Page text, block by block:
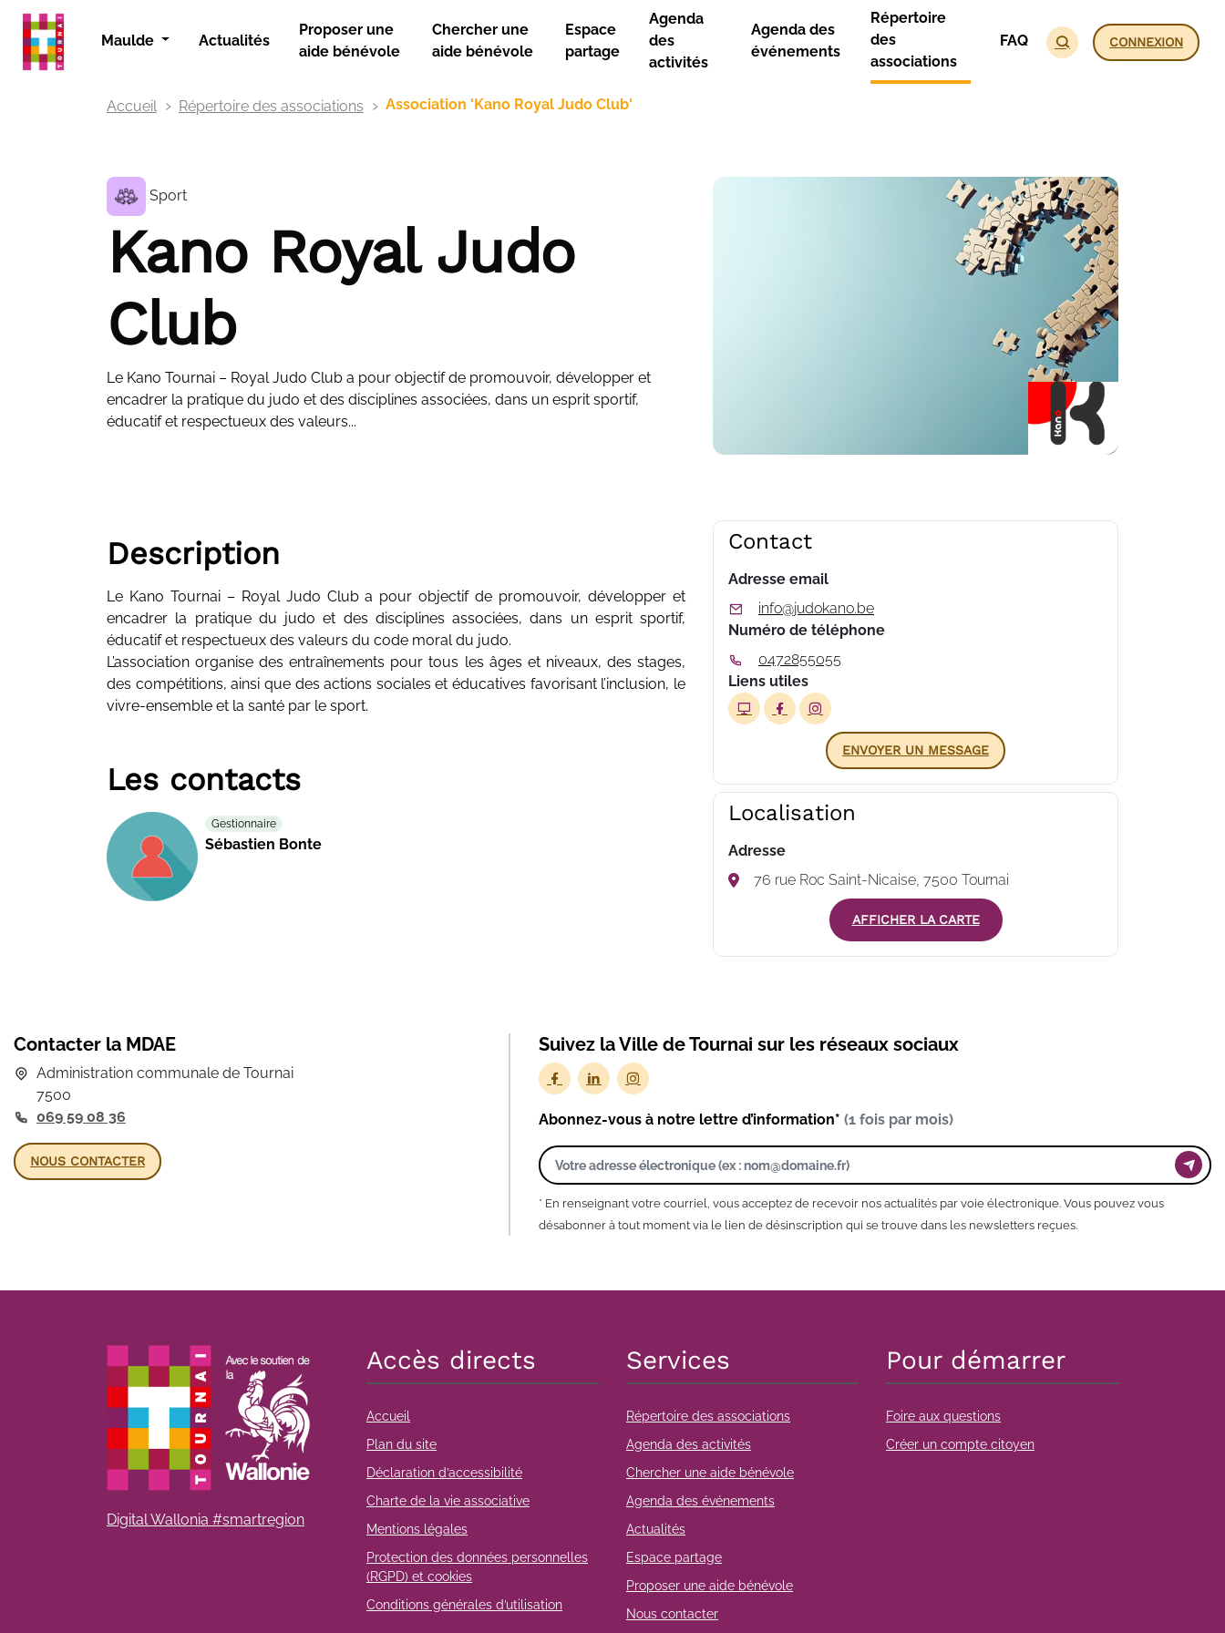
Maulde CONNEXION
Actualités
Proposer une
aide bénévole
Chercher une
aide bénévole
Espace
partage
Agenda
des
activités
Agenda des
événements
Répertoire
des
associations
FAQ
Accueil Répertoire des associations Association 'Kano Royal Judo Club'
Sport
Kano Royal Judo
Club
Le Kano Tournai – Royal Judo Club a pour objectif de promouvoir, développer et
encadrer la pratique du judo et des disciplines associées, dans un esprit sportif,
éducatif et respectueux des valeurs...
Description
Le Kano Tournai – Royal Judo Club a pour objectif de promouvoir, développer et
encadrer la pratique du judo et des disciplines associées, dans un esprit sportif,
éducatif et respectueux des valeurs du code moral du judo.
L’association organise des entraînements pour tous les âges et niveaux, des stages,
des compétitions, ainsi que des actions sociales et éducatives favorisant l’inclusion, le
vivre-ensemble et la santé par le sport.
Les contacts
Gestionnaire
Sébastien Bonte
Contact
Adresse email
info@judokano.be
Numéro de téléphone
0472855055
Liens utiles
ENVOYER UN MESSAGE
Localisation
Adresse
76 rue Roc Saint-Nicaise, 7500 Tournai
AFFICHER LA CARTE
Contacter la MDAE
Administration communale de Tournai
7500
069 59 08 36
NOUS CONTACTER
Suivez la Ville de Tournai sur les réseaux sociaux
Abonnez-vous à notre lettre d’information* (1 fois par mois)
* En renseignant votre courriel, vous acceptez de recevoir nos actualités par voie électronique. Vous pouvez vous
désabonner à tout moment via le lien de désinscription qui se trouve dans les newsletters reçues.
Digital Wallonia #smartregion
Accès directs
Accueil
Plan du site
Déclaration d’accessibilité
Charte de la vie associative
Mentions légales
Protection des données personnelles
(RGPD) et cookies
Conditions générales d’utilisation
Services
Répertoire des associations
Agenda des activités
Chercher une aide bénévole
Agenda des événements
Actualités
Espace partage
Proposer une aide bénévole
Nous contacter
Pour démarrer
Foire aux questions
Créer un compte citoyen
Panneau de gestion des cookies